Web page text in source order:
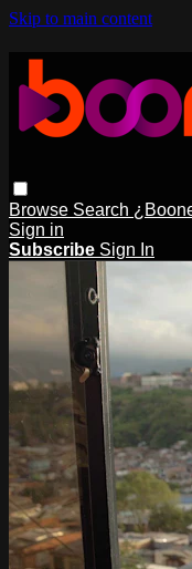
Skip to main content
Browse Search
Sign in
Subscribe Sign In